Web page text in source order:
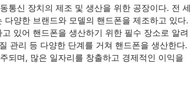
통신 장치의 제조 및 생산을 위한 공장이다. 전 세
양한 브랜드와 모델의 핸드폰을 제조하고 있다.
있어 핸드폰을 생산하기 위한 필수 장소로 알려
관리 등 다양한 단계를 거쳐 핸드폰을 생산한다.
되며, 많은 일자리를 창출하고 경제적인 이익을